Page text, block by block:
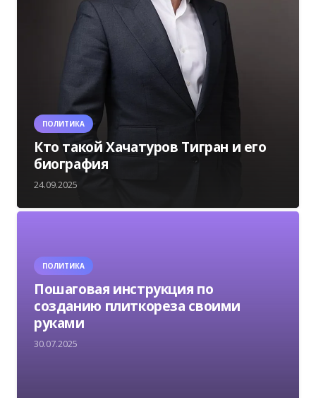
ПОЛИТИКА
Кто такой Хачатуров Тигран и его
биография
24.09.2025
ПОЛИТИКА
Пошаговая инструкция по
созданию плиткореза своими
руками
30.07.2025